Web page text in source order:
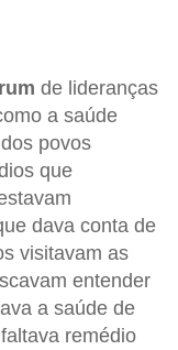
de lideranças
a saúde
povos
que
dava conta de
visitavam as
entender
a saúde de
remédio